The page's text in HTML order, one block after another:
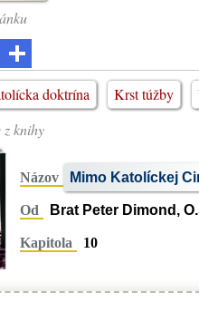
doktrína Krst túžby
z knihy
Názov Mimo Katolíckej
Od Brat Peter Dimond,
Kapitola 10